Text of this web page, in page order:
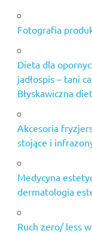
Fotografia
Dieta dla
jadłospis – tani
Błyskawiczna
Akcesoria
stojące i
Medycyna
dermatologia
Ruch zero/ less